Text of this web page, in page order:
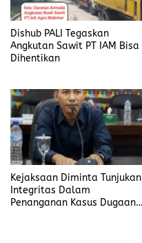
Dishub PALI Tegaskan
Angkutan Sawit PT IAM Bisa
Dihentikan
Kejaksaan Diminta Tunjukan
Integritas Dalam
Penanganan Kasus Dugaan